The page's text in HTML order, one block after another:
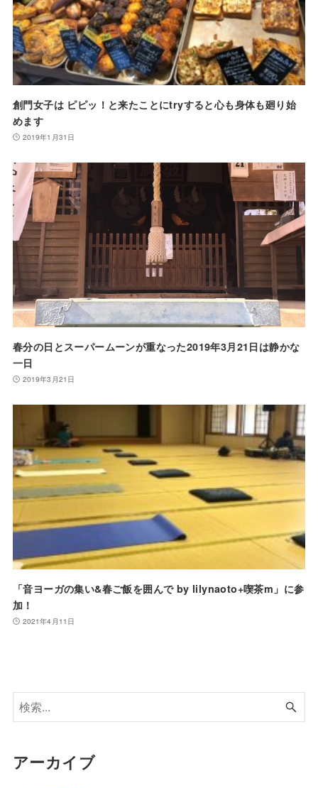
創門女子は ピピッ！と来たことにtryすると心も身体も廻り始
めます
2019年1月31日
春分の日とスーパームーンが重なった2019年3月21日は静かな
一日
2019年3月21日
「音ヨーガの集い&春ご飯を囲んで by lilynaoto+喫茶m」に参
加！
2021年4月11日
アーカイブ